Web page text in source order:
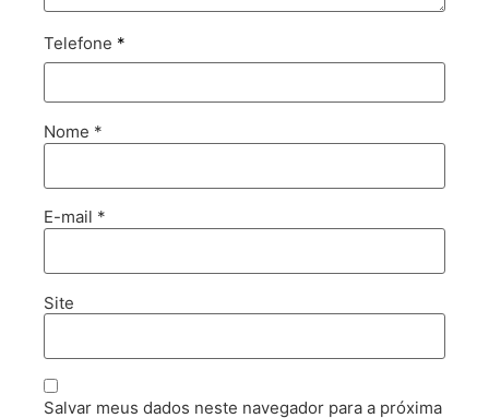
Telefone *
Nome *
E-mail *
Site
Salvar meus dados neste navegador para a próxima